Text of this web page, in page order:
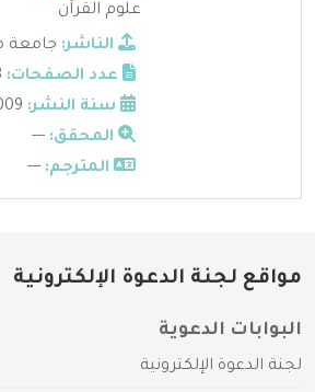
علوم القرآن
الناشر: جامعة
عدد الصفحات:
سنة النشر:
المحقق: ---
المترجم: ---
مواقع لجنة الدعوة الإلكترونية
البوابات الدعوية
لجنة الدعوة الإلكترونية